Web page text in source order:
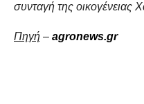
συνταγή της οικογένειας
Πηγή – agronews.gr